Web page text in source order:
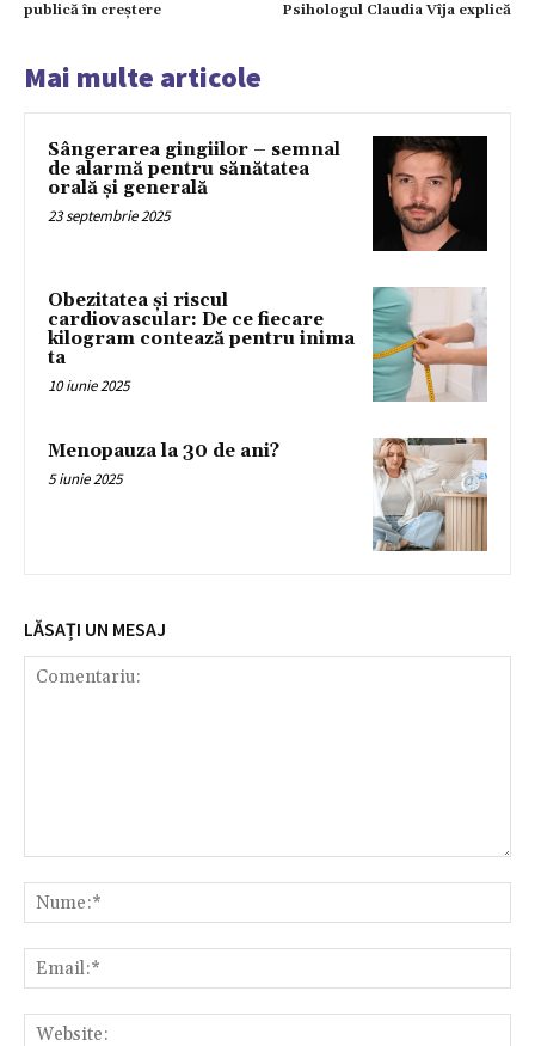
publică în creștere
Psihologul Claudia Vîja explică
Mai multe articole
Sângerarea gingiilor – semnal
de alarmă pentru sănătatea
orală și generală
23 septembrie 2025
Obezitatea și riscul
cardiovascular: De ce fiecare
kilogram contează pentru inima
ta
10 iunie 2025
Menopauza la 30 de ani?
5 iunie 2025
LĂSAȚI UN MESAJ